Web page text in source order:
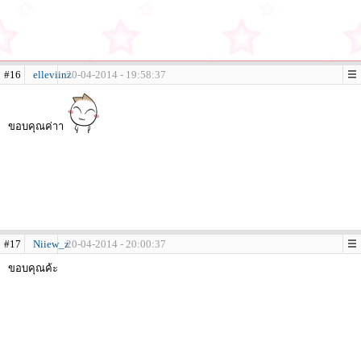
#16 elleviinz20-04-2014 - 19:58:37
ขอบคุณค่าา
#17 Niiew_z20-04-2014 - 20:00:37
ขอบคุณค้ะ